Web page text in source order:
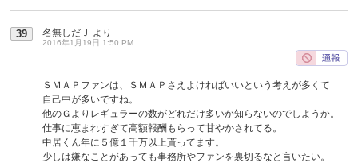
39 名無しだＪ より
2016年1月19日 1:50 PM
ＳＭＡＰファンは、ＳＭＡＰさえよければいいという考えが多くて
自己中が多いですね。
他のＧよりレギュラーの数がどれだけ多いか知らないのでしようか。
仕事に恵まれすぎて高額報酬もらって甘やかされてる。
中居くん年に５億１千万以上貰ってます。
少しは嫌なことがあっても事務所やファンを裏切るなと言いたい。